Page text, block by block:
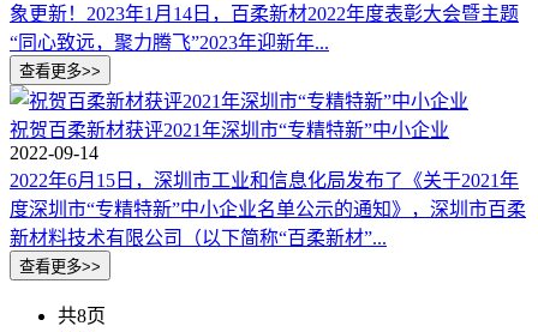
象更新！2023年1月14日，百柔新材2022年度表彰大会暨主题
“同心致远，聚力腾飞”2023年迎新年...
祝贺百柔新材获评2021年深圳市“专精特新”中小企业
2022-09-14
2022年6月15日，深圳市工业和信息化局发布了《关于2021年
度深圳市“专精特新”中小企业名单公示的通知》，深圳市百柔
新材料技术有限公司（以下简称“百柔新材”...
共8页